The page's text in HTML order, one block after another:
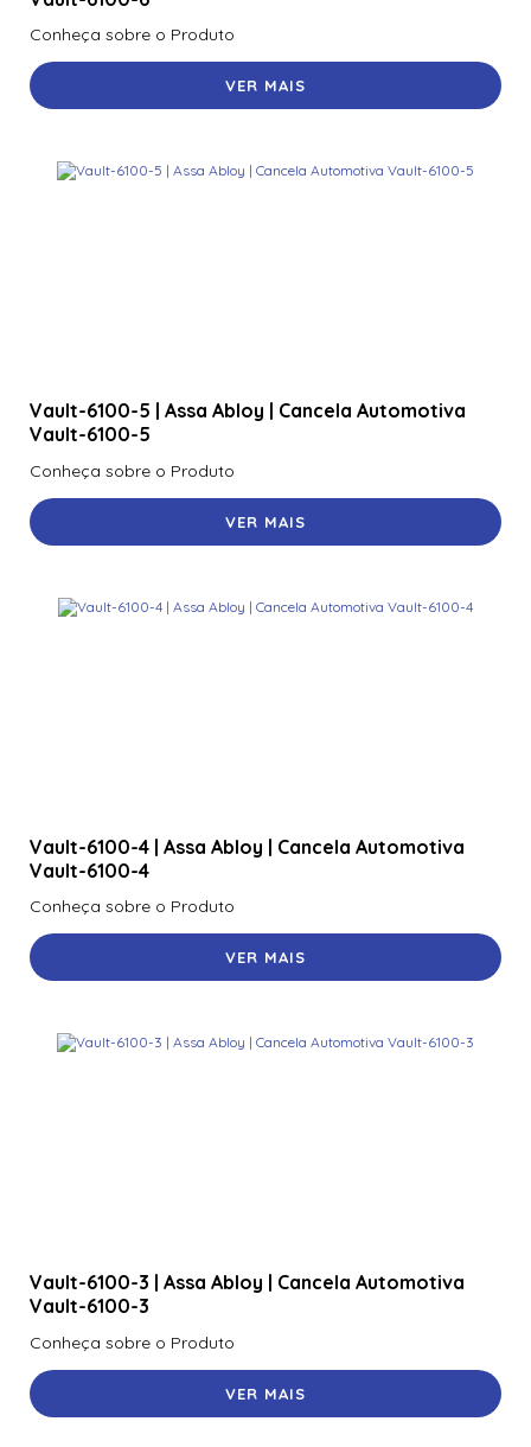
Conheça sobre o Produto
VER MAIS
Vault-6100-5 | Assa Abloy | Cancela Automotiva
Vault-6100-5
Conheça sobre o Produto
VER MAIS
Vault-6100-4 | Assa Abloy | Cancela Automotiva
Vault-6100-4
Conheça sobre o Produto
VER MAIS
Vault-6100-3 | Assa Abloy | Cancela Automotiva
Vault-6100-3
Conheça sobre o Produto
VER MAIS